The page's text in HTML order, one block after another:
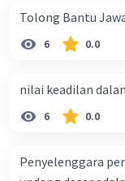
Tolong Bantu
6 0.0
nilai keadilan
6 0.0
Penyelenggara